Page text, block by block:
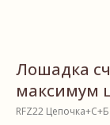
Лошадка
максимум
RFZ22 Цепочка+С+Б